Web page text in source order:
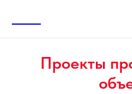
Проекты